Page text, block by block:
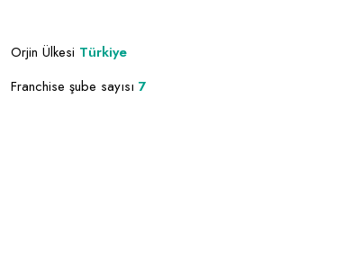
Orjin Ülkesi Türkiye
Franchise şube sayısı 7